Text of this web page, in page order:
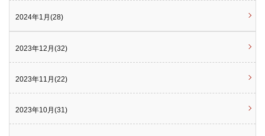
2024年1月(28)
2023年12月(32)
2023年11月(22)
2023年10月(31)